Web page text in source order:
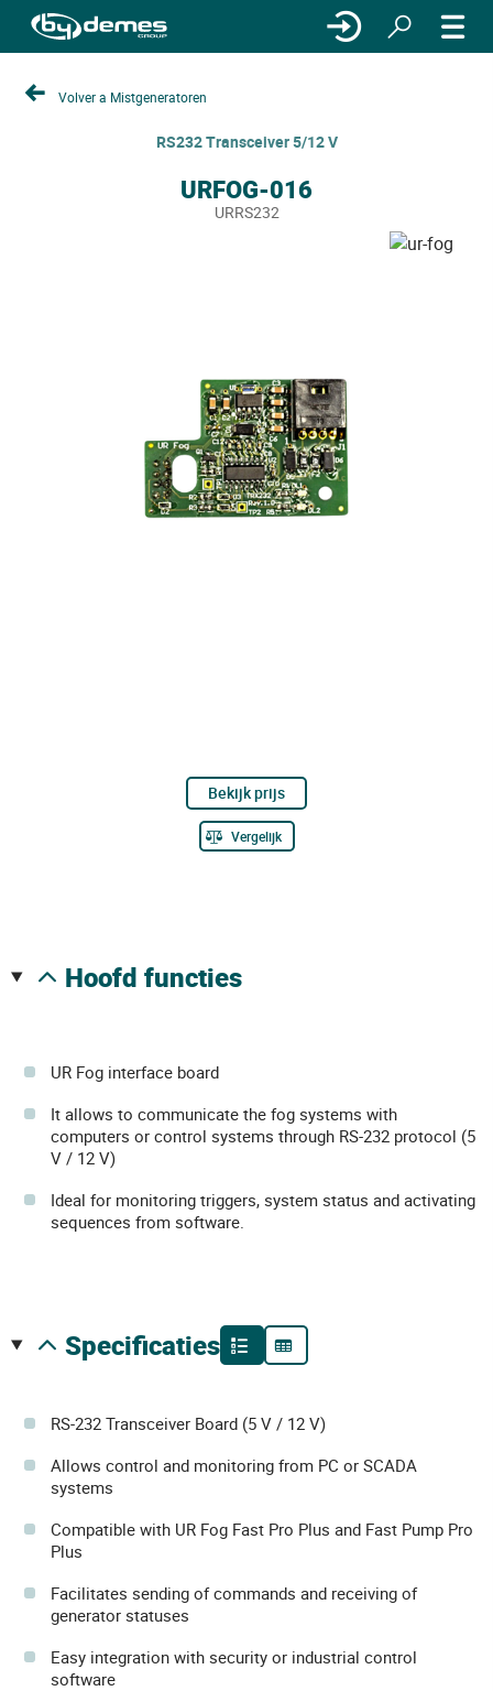
Volver a Mistgeneratoren
RS232 Transceiver 5/12 V
URFOG-016
URRS232
Bekijk prijs
Vergelijk
hoofd functies
UR Fog interface board
It allows to communicate the fog systems with
computers or control systems through RS-232 protocol (5
V / 12 V)
Ideal for monitoring triggers, system status and activating
sequences from software.
specificaties
RS-232 Transceiver Board (5 V / 12 V)
Allows control and monitoring from PC or SCADA
systems
Compatible with UR Fog Fast Pro Plus and Fast Pump Pro
Plus
Facilitates sending of commands and receiving of
generator statuses
Easy integration with security or industrial control
software